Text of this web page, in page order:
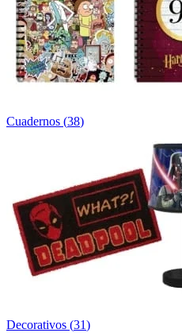
Cuadernos (38)
Decorativos (31)